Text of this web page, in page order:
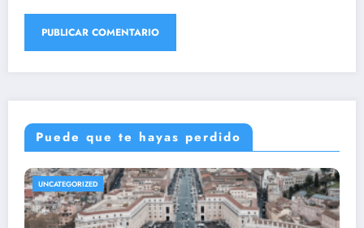
Puede que te hayas perdido
UNCATEGORIZED